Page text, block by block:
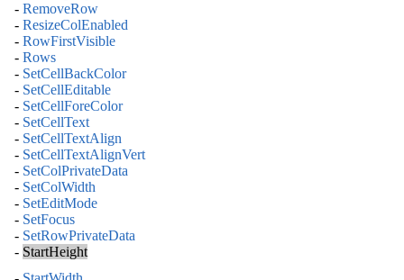
- RemoveRow
- ResizeColEnabled
- RowFirstVisible
- Rows
- SetCellBackColor
- SetCellEditable
- SetCellForeColor
- SetCellText
- SetCellTextAlign
- SetCellTextAlignVert
- SetColPrivateData
- SetColWidth
- SetEditMode
- SetFocus
- SetRowPrivateData
- StartHeight